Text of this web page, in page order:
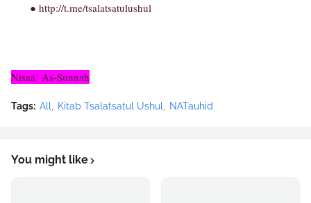
● http://t.me/tsalatsatulushul
Nisaa` As-Sunnah
Tags: All Kitab Tsalatsatul Ushul NATauhid
You might like